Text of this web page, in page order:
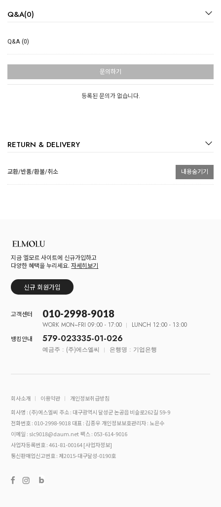
Q&A(0)
Q&A (0)
문의하기
등록된 문의가 없습니다.
RETURN & DELIVERY
교환/반품/환불/취소 내용숨기기
지금 엘모르 사이트에 신규가입하고
다양한 혜택을 누리세요.자세히보기
신규 회원가입
고객센터 010-2998-9018
WORK MON~FRI 09:00 - 17:00 LUNCH 12:00 - 13:00
뱅킹안내 579-023335-01-026
예금주 : (주)에스엘씨 은행명 : 기업은행
회사소개 이용약관
개인정보취급방침
회사명 : (주)에스엘씨 주소 : 대구광역시 달성군 논공읍 비슬로262길 59-9
전화번호 : 010-2998-9018 대표 : 김종우 개인정보보호관리자 : 노은수
이메일 : slc9018@daum.net 팩스 : 053-614-9016
사업자등록번호 : 461-81-00164[사업자정보]
통신판매업신고번호 : 제2015-대구달성-0190호